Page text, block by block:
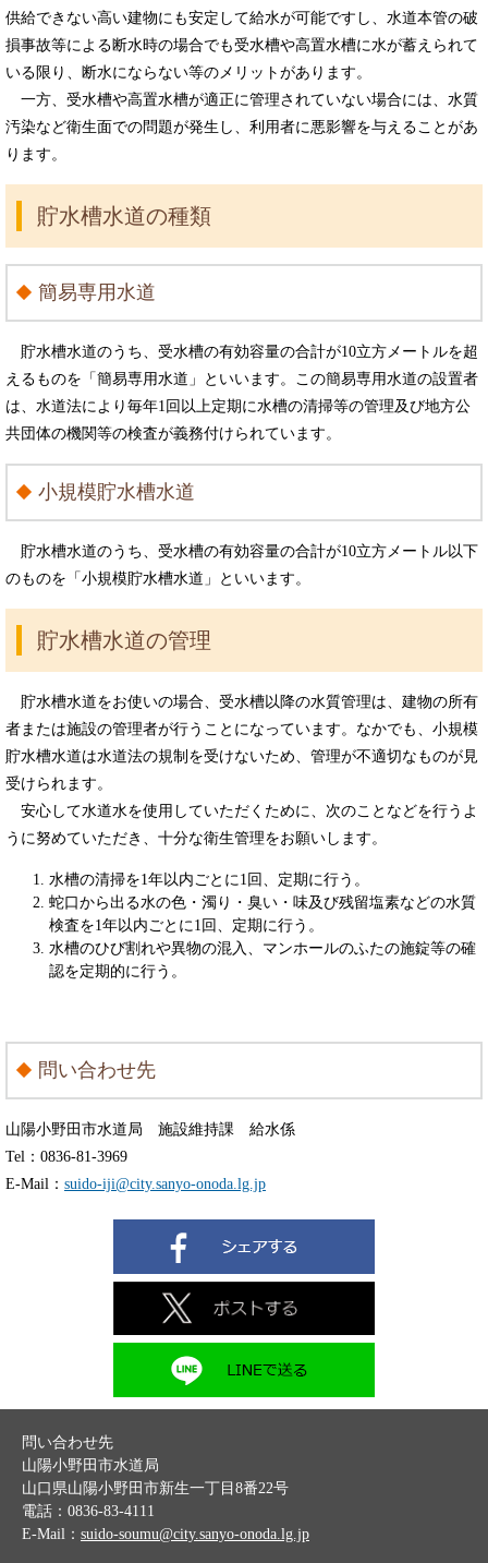
供給できない高い建物にも安定して給水が可能ですし、水道本管の破
損事故等による断水時の場合でも受水槽や高置水槽に水が蓄えられて
いる限り、断水にならない等のメリットがあります。
一方、受水槽や高置水槽が適正に管理されていない場合には、水質
汚染など衛生面での問題が発生し、利用者に悪影響を与えることがあ
ります。
貯水槽水道の種類
簡易専用水道
貯水槽水道のうち、受水槽の有効容量の合計が10立方メートルを超
えるものを「簡易専用水道」といいます。この簡易専用水道の設置者
は、水道法により毎年1回以上定期に水槽の清掃等の管理及び地方公
共団体の機関等の検査が義務付けられています。
小規模貯水槽水道
貯水槽水道のうち、受水槽の有効容量の合計が10立方メートル以下
のものを「小規模貯水槽水道」といいます。
貯水槽水道の管理
貯水槽水道をお使いの場合、受水槽以降の水質管理は、建物の所有
者または施設の管理者が行うことになっています。なかでも、小規模
貯水槽水道は水道法の規制を受けないため、管理が不適切なものが見
受けられます。
安心して水道水を使用していただくために、次のことなどを行うよ
うに努めていただき、十分な衛生管理をお願いします。
水槽の清掃を1年以内ごとに1回、定期に行う。
蛇口から出る水の色・濁り・臭い・味及び残留塩素などの水質
検査を1年以内ごとに1回、定期に行う。
水槽のひび割れや異物の混入、マンホールのふたの施錠等の確
認を定期的に行う。
問い合わせ先
山陽小野田市水道局 施設維持課 給水係
Tel：0836-81-3969
E-Mail： suido-iji@city.sanyo-onoda.lg.jp
問い合わせ先
山陽小野田市水道局
山口県山陽小野田市新生一丁目8番22号
電話：0836-83-4111
E-Mail： suido-soumu@city.sanyo-onoda.lg.jp